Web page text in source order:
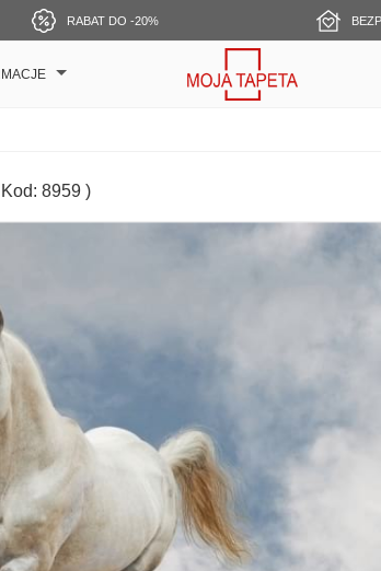
RABAT DO -20%
8959 )